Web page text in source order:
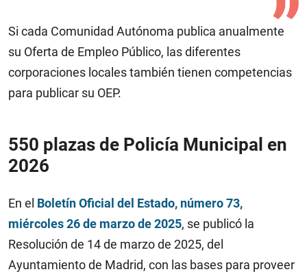
Si cada Comunidad Autónoma publica anualmente
su Oferta de Empleo Público, las diferentes
corporaciones locales también tienen competencias
para publicar su OEP.
550 plazas de Policía Municipal en
2026
En el Boletín Oficial del Estado, número 73,
miércoles 26 de marzo de 2025, se publicó la
Resolución de 14 de marzo de 2025, del
Ayuntamiento de Madrid, con las bases para proveer